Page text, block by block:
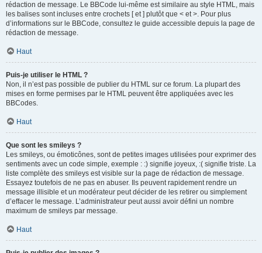
rédaction de message. Le BBCode lui-même est similaire au style HTML, mais
les balises sont incluses entre crochets [ et ] plutôt que < et >. Pour plus
d’informations sur le BBCode, consultez le guide accessible depuis la page de
rédaction de message.
Haut
Puis-je utiliser le HTML ?
Non, il n’est pas possible de publier du HTML sur ce forum. La plupart des
mises en forme permises par le HTML peuvent être appliquées avec les
BBCodes.
Haut
Que sont les smileys ?
Les smileys, ou émoticônes, sont de petites images utilisées pour exprimer des
sentiments avec un code simple, exemple : :) signifie joyeux, :( signifie triste. La
liste complète des smileys est visible sur la page de rédaction de message.
Essayez toutefois de ne pas en abuser. Ils peuvent rapidement rendre un
message illisible et un modérateur peut décider de les retirer ou simplement
d’effacer le message. L’administrateur peut aussi avoir défini un nombre
maximum de smileys par message.
Haut